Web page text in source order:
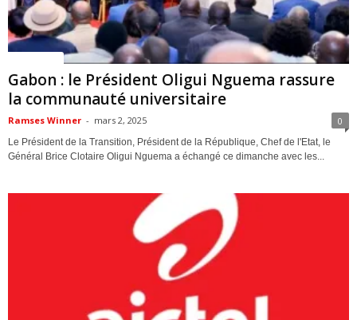
Gabon : le Président Oligui Nguema rassure
la communauté universitaire
Ramses Winner - mars 2, 2025 0
Le Président de la Transition, Président de la République, Chef de l'Etat, le
Général Brice Clotaire Oligui Nguema a échangé ce dimanche avec les...